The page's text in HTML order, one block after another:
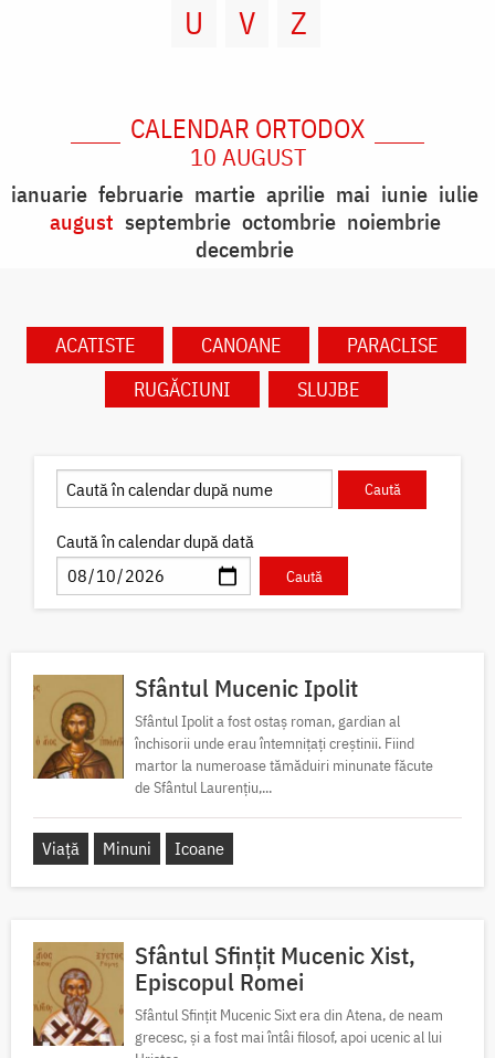
U V Z
CALENDAR ORTODOX
10 AUGUST
ianuarie februarie martie aprilie mai iunie iulie
august septembrie octombrie noiembrie
decembrie
ACATISTE CANOANE
PARACLISE
RUGĂCIUNI
SLUJBE
Caută în calendar după dată
Sfântul Mucenic Ipolit
Sfântul Ipolit a fost ostaș roman, gardian al
închisorii unde erau întemnițați creștinii. Fiind
martor la numeroase tămăduiri minunate făcute
de Sfântul Laurențiu,...
Viață Minuni Icoane
Sfântul Sfințit Mucenic Xist,
Episcopul Romei
Sfântul Sfințit Mucenic Sixt era din Atena, de neam
grecesc, și a fost mai întâi filosof, apoi ucenic al lui